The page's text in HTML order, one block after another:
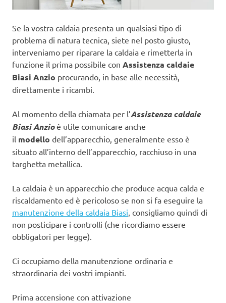
Se la vostra caldaia presenta un qualsiasi tipo di
problema di natura tecnica, siete nel posto giusto,
interveniamo per riparare la caldaia e rimetterla in
funzione il prima possibile con Assistenza caldaie
Biasi Anzio procurando, in base alle necessità,
direttamente i ricambi.
Al momento della chiamata per l’Assistenza caldaie
Biasi Anzioè utile comunicare anche
il modello dell’apparecchio, generalmente esso è
situato all’interno dell’apparecchio, racchiuso in una
targhetta metallica.
La caldaia è un apparecchio che produce acqua calda e
riscaldamento ed è pericoloso se non si fa eseguire la
manutenzione della caldaia Biasi , consigliamo quindi di
non posticipare i controlli (che ricordiamo essere
obbligatori per legge).
Ci occupiamo della manutenzione ordinaria e
straordinaria dei vostri impianti.
Prima accensione con attivazione